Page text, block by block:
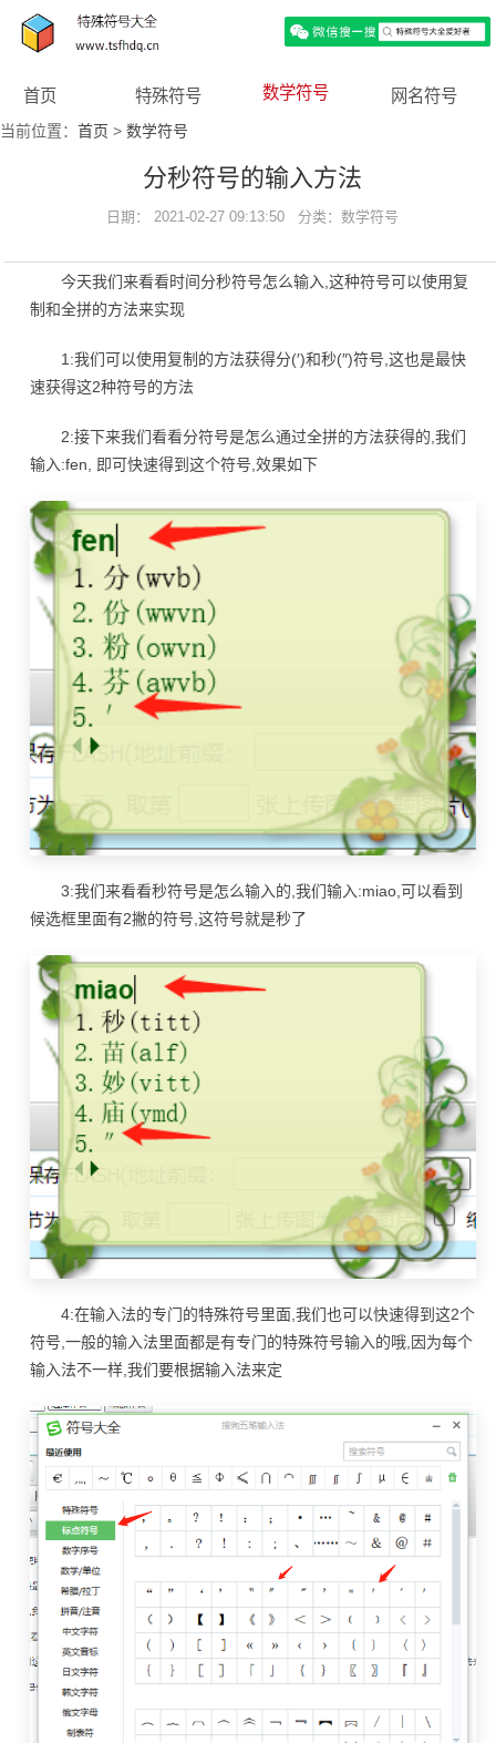
首页 特殊符号 数学符号 网名符号
当前位置： 首页 > 数学符号
分秒符号的输入方法
日期： 2021-02-27 09:13:50 分类：数学符号
今天我们来看看时间分秒符号怎么输入,这种符号可以使用复
制和全拼的方法来实现
1:我们可以使用复制的方法获得分(′)和秒(″)符号,这也是最快
速获得这2种符号的方法
2:接下来我们看看分符号是怎么通过全拼的方法获得的,我们
输入:fen, 即可快速得到这个符号,效果如下
3:我们来看看秒符号是怎么输入的,我们输入:miao,可以看到
候选框里面有2撇的符号,这符号就是秒了
4:在输入法的专门的特殊符号里面,我们也可以快速得到这2个
符号,一般的输入法里面都是有专门的特殊符号输入的哦,因为每个
输入法不一样,我们要根据输入法来定